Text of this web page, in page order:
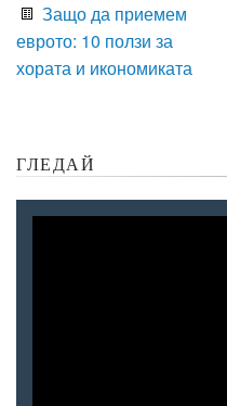
Защо да приемем
еврото: 10 ползи за
хората и икономиката
ГЛЕДАЙ